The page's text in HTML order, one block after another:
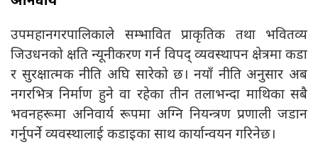
उपमहानगरपालिकाले सम्भावित प्राकृतिक तथा भवितव्य
जिउधनको क्षति न्यूनीकरण गर्न विपद् व्यवस्थापन क्षेत्रमा कडा
र सुरक्षात्मक नीति अघि सारेको छ। नयाँ नीति अनुसार अब
नगरभित्र निर्माण हुने वा रहेका तीन तलाभन्दा माथिका सबै
भवनहरूमा अनिवार्य रूपमा अग्नि नियन्त्रण प्रणाली जडान
गर्नुपर्ने व्यवस्थालाई कडाइका साथ कार्यान्वयन गरिनेछ।